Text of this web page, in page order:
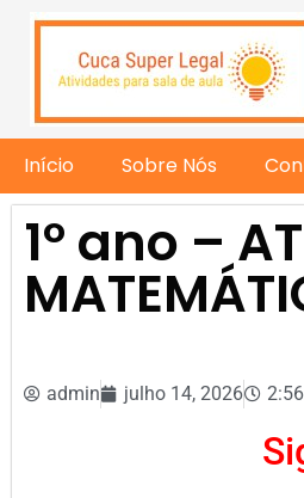
Início Sobre Nós
1º ano –
admin julho 14, 2026